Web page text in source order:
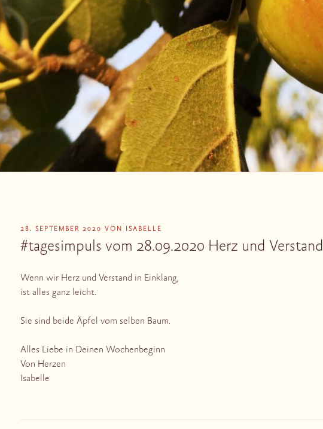
VERÖFFENTLICHT
28. SEPTEMBER 2020 VON ISABELLE
#tagesimpuls vom 28.09.2020 Herz und Verstand
Wenn wir Herz und Verstand in Einklang,
ist alles ganz leicht.
Sie sind beide Äpfel vom selben Baum.
Alles Liebe in Deinen Wochenbeginn
Von Herzen
Isabelle